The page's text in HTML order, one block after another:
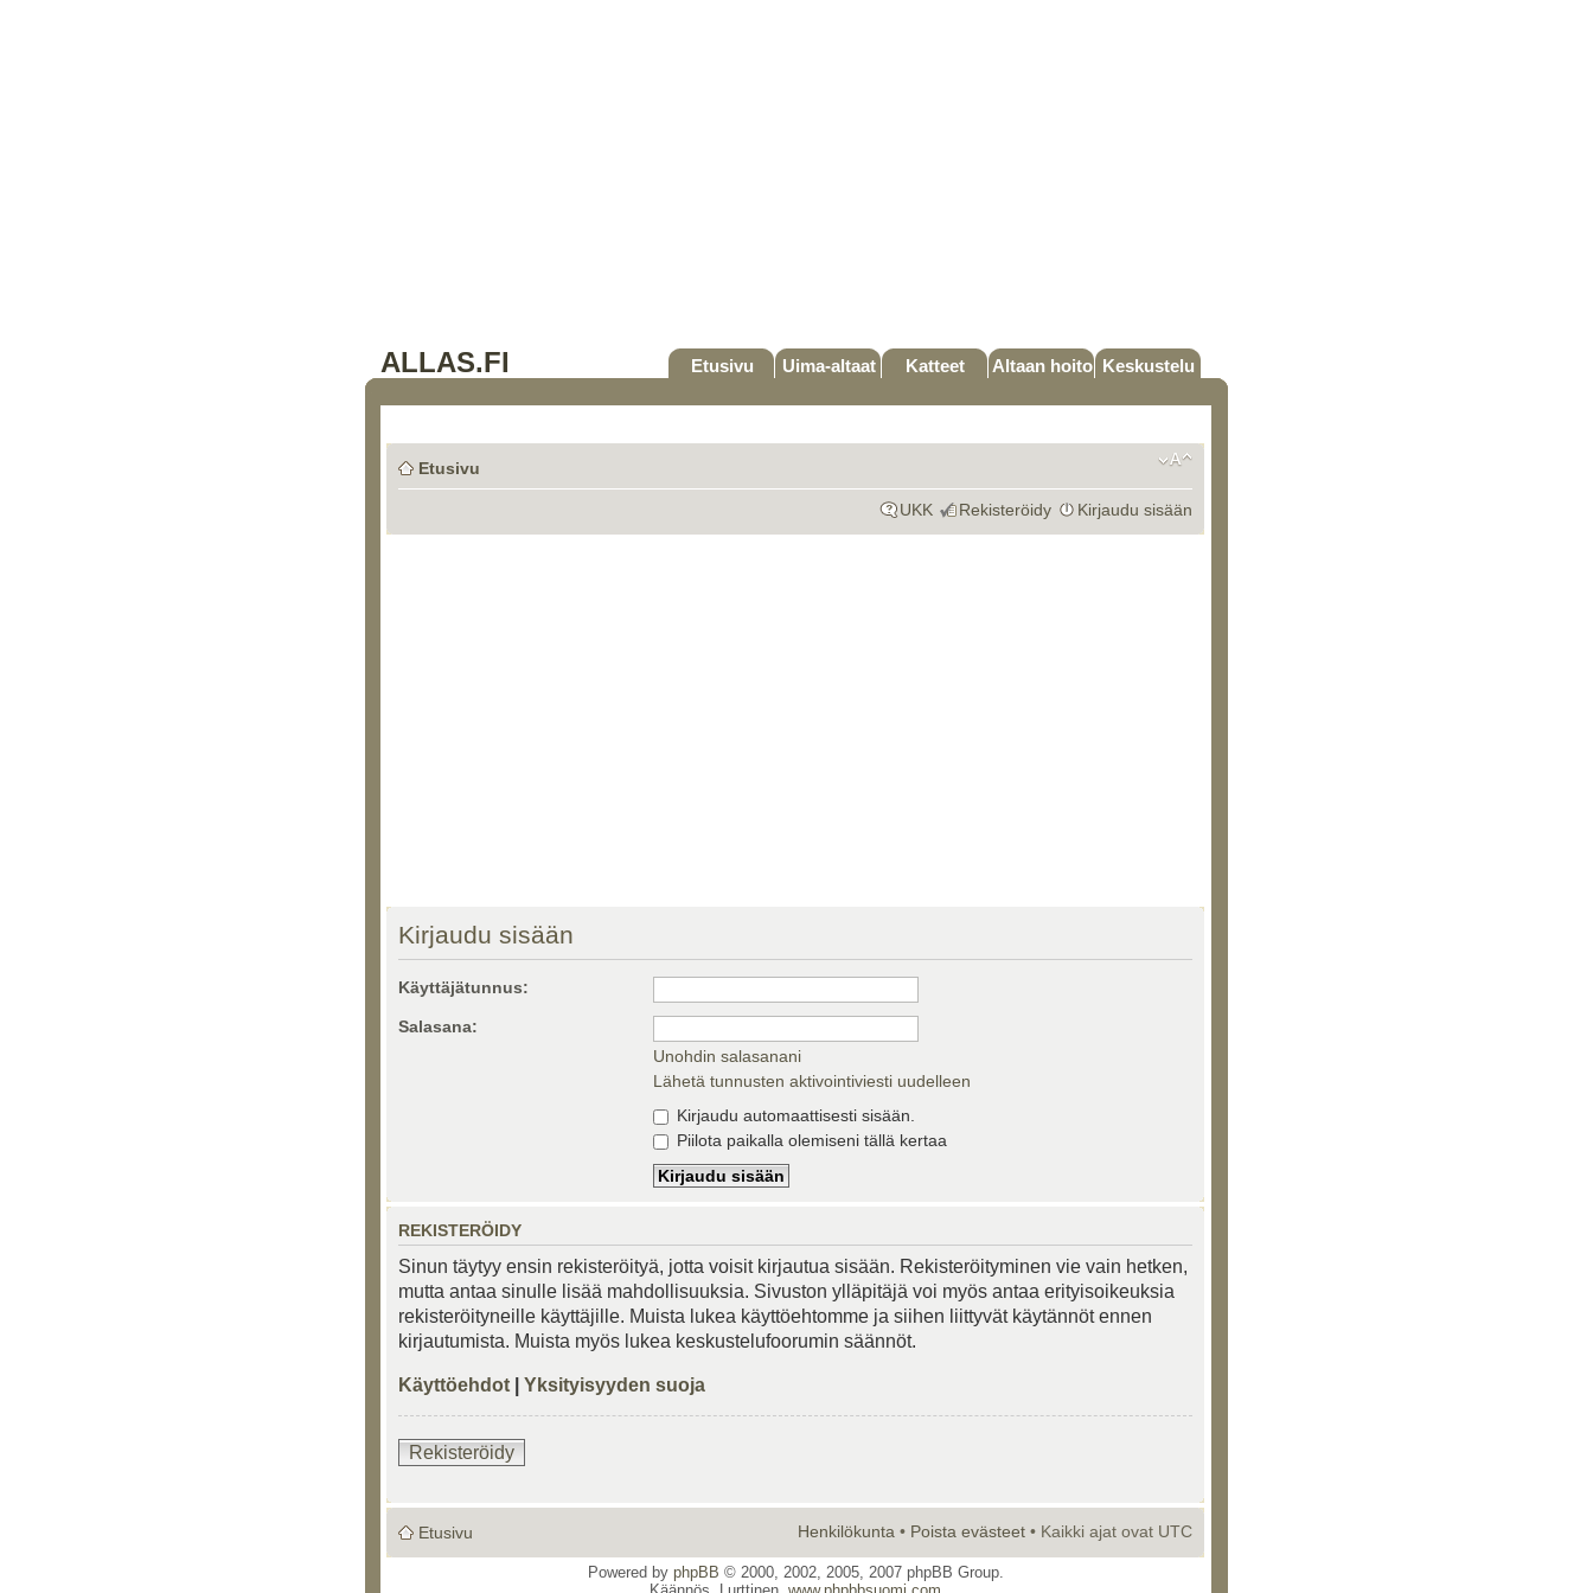
ALLAS.FI Etusivu Uima-altaat Katteet Altaan hoito Keskustelu
Etusivu
UKK Rekisteröidy Kirjaudu sisään
Kirjaudu sisään
Käyttäjätunnus:
Salasana:
Unohdin salasanani
Lähetä tunnusten aktivointiviesti uudelleen
Kirjaudu automaattisesti sisään.
Piilota paikalla olemiseni tällä kertaa
REKISTERÖIDY
Sinun täytyy ensin rekisteröityä, jotta voisit kirjautua sisään. Rekisteröityminen vie vain hetken,
mutta antaa sinulle lisää mahdollisuuksia. Sivuston ylläpitäjä voi myös antaa erityisoikeuksia
rekisteröityneille käyttäjille. Muista lukea käyttöehtomme ja siihen liittyvät käytännöt ennen
kirjautumista. Muista myös lukea keskustelufoorumin säännöt.
Käyttöehdot Yksityisyyden suoja
Rekisteröidy
Etusivu Henkilökunta • Poista evästeet • Kaikki ajat ovat UTC
Powered by phpBB © 2000, 2002, 2005, 2007 phpBB Group.